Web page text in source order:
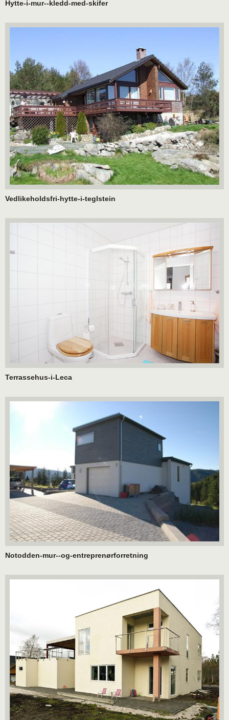
Hytte-i-mur--kledd-med-skifer
Vedlikeholdsfri-hytte-i-teglstein
Terrassehus-i-Leca
Notodden-mur--og-entreprenørforretning